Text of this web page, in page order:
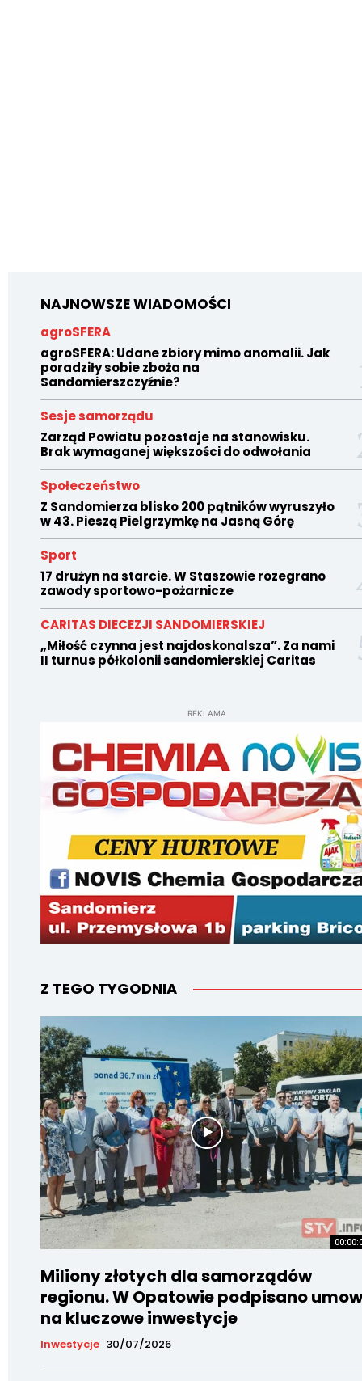
NAJNOWSZE WIADOMOŚCI
agroSFERA
agroSFERA: Udane zbiory mimo anomalii. Jak
poradziły sobie zboża na
Sandomierszczyźnie?
Sesje samorządu
Zarząd Powiatu pozostaje na stanowisku.
Brak wymaganej większości do odwołania
Społeczeństwo
Z Sandomierza blisko 200 pątników wyruszyło
w 43. Pieszą Pielgrzymkę na Jasną Górę
Sport
17 drużyn na starcie. W Staszowie rozegrano
zawody sportowo-pożarnicze
CARITAS DIECEZJI SANDOMIERSKIEJ
„Miłość czynna jest najdoskonalsza”. Za nami
II turnus półkolonii sandomierskiej Caritas
REKLAMA
Z TEGO TYGODNIA
Miliony złotych dla samorządów
regionu. W Opatowie podpisano
na kluczowe inwestycje
Inwestycje 30/07/2026